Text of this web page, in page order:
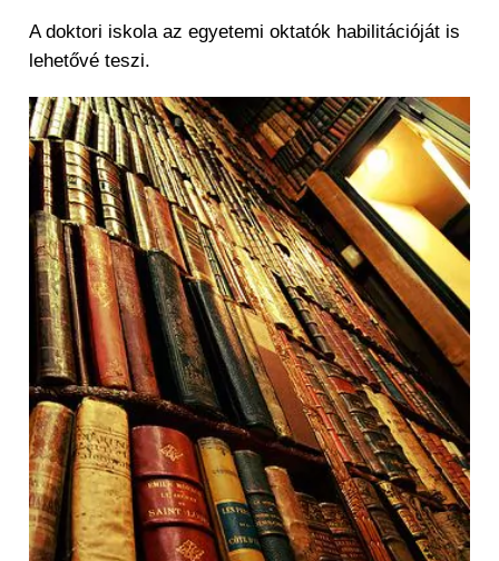
A doktori iskola az egyetemi oktatók habilitációját is
lehetővé teszi.